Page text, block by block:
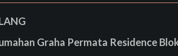
Graha Permata Residence